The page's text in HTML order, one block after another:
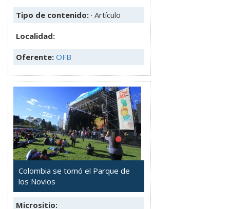
Tipo de contenido: · Artículo
Localidad:
Oferente: OFB
Colombia se tomó el Parque de
los Novios
Micrositio: